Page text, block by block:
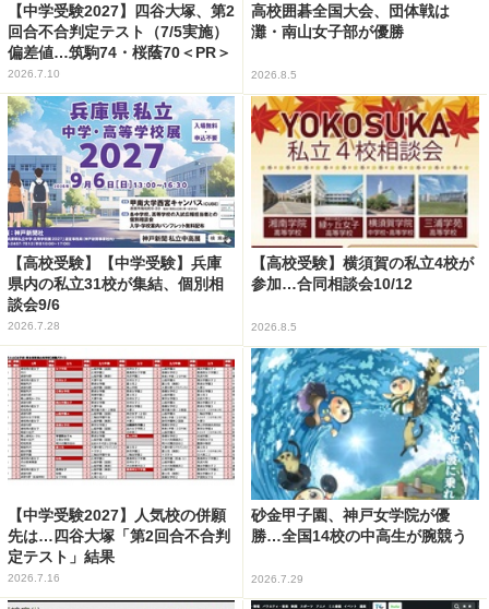
【中学受験2027】四谷大塚、第2
回合不合判定テスト（7/5実施）
偏差値…筑駒74・桜蔭70＜PR＞
2026.7.10
高校囲碁全国大会、団体戦は
灘・南山女子部が優勝
2026.8.5
【高校受験】【中学受験】兵庫
県内の私立31校が集結、個別相
談会9/6
2026.7.28
【高校受験】横須賀の私立4校が
参加…合同相談会10/12
2026.8.5
【中学受験2027】人気校の併願
先は…四谷大塚「第2回合不合判
定テスト」結果
2026.7.16
砂金甲子園、神戸女学院が優
勝…全国14校の中高生が腕競う
2026.7.29